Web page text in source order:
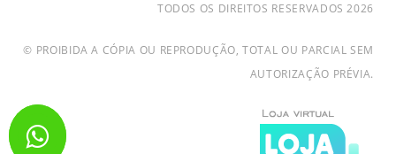
TODOS OS DIREITOS RESERVADOS 2026
© PROIBIDA A CÓPIA OU REPRODUÇÃO, TOTAL OU PARCIAL SEM
AUTORIZAÇÃO PRÉVIA.